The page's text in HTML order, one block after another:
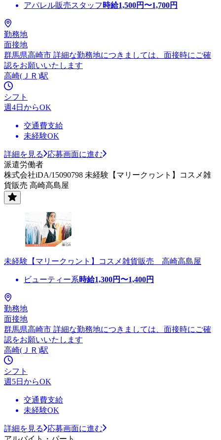
アパレル販売スタッフ 時給1,500円〜1,700円
勤務地
面接地
群馬県高崎市 詳細な勤務地につきましては、面接時にご確
認をお願いいたします
高崎(ＪＲ)駅
シフト
週4日からOK
交通費支給
未経験OK
詳細を見る
応募画面に進む
派遣労働者
株式会社iDA/15090798 未経験【マリークヮント】コスメ雑
貨販売 高崎高島屋
未経験【マリークヮント】コスメ雑貨販売 高崎高島屋
ビューティー系時給1,300円〜1,400円
勤務地
面接地
群馬県高崎市 詳細な勤務地につきましては、面接時にご確
認をお願いいたします
高崎(ＪＲ)駅
シフト
週5日からOK
交通費支給
未経験OK
詳細を見る
応募画面に進む